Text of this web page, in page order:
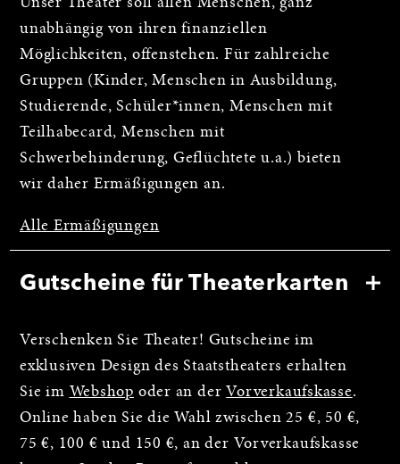
Unser Theater soll allen Menschen, ganz
unabhängig von ihren finanziellen
Möglichkeiten, offenstehen. Für zahlreiche
Gruppen (Kinder, Menschen in Ausbildung,
Studierende, Schüler*innen, Menschen mit
Teilhabecard, Menschen mit
Schwerbehinderung, Geflüchtete u.a.) bieten
wir daher Ermäßigungen an.
Alle Ermäßigungen
Gutscheine für Theaterkarten
Verschenken Sie Theater! Gutscheine im
exklusiven Design des Staatstheaters erhalten
Sie im Webshop oder an der Vorverkaufskasse.
Online haben Sie die Wahl zwischen 25 €, 50 €,
75 €, 100 € und 150 €, an der Vorverkaufskasse